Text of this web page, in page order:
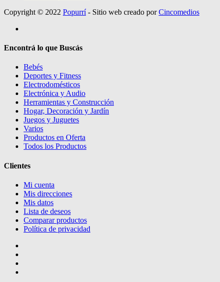
Copyright © 2022 Popurrí- Sitio web creado porCincomedios
Encontrá lo que Buscás
Bebés
Deportes y Fitness
Electrodomésticos
Electrónica y Audio
Herramientas y Construcción
Hogar, Decoración y Jardín
Juegos y Juguetes
Varios
Productos en Oferta
Todos los Productos
Clientes
Mi cuenta
Mis direcciones
Mis datos
Lista de deseos
Comparar productos
Política de privacidad